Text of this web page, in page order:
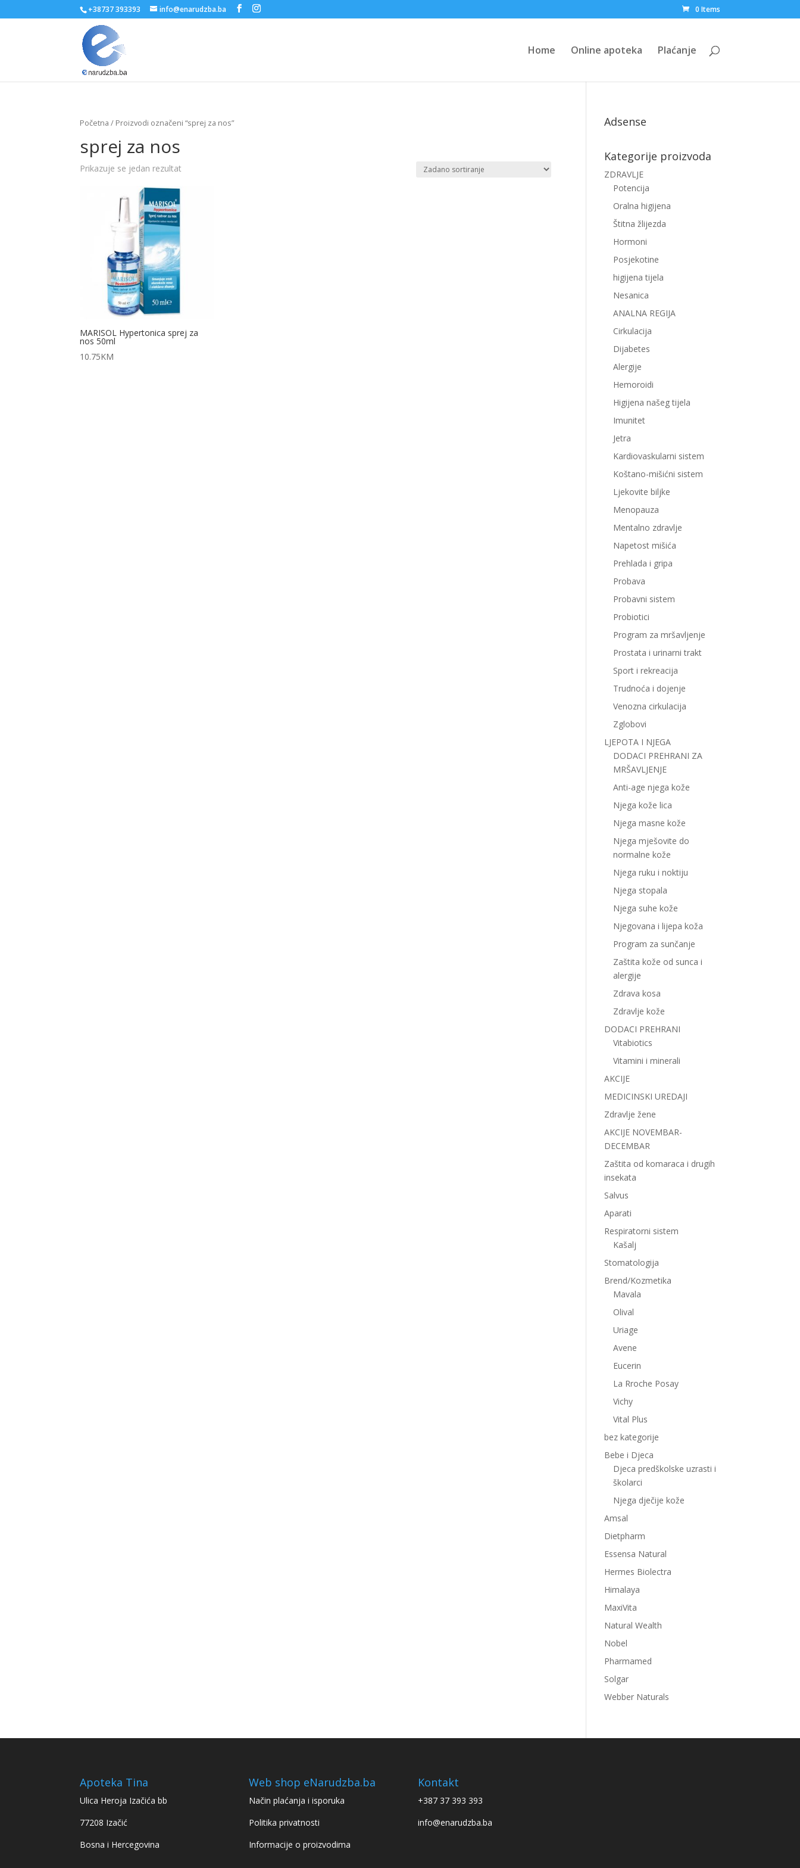
+38737 393393 info@enarudzba.ba 0 Items
Home Online apoteka Plaćanje
Početna / Proizvodi označeni “sprej za nos”
sprej za nos
Prikazuje se jedan rezultat
MARISOL Hypertonica sprej za
nos 50ml
10.75KM
Adsense
Kategorije proizvoda
ZDRAVLJE
Potencija
Oralna higijena
Štitna žlijezda
Hormoni
Posjekotine
higijena tijela
Nesanica
ANALNA REGIJA
Cirkulacija
Dijabetes
Alergije
Hemoroidi
Higijena našeg tijela
Imunitet
Jetra
Kardiovaskularni sistem
Koštano-mišićni sistem
Ljekovite biljke
Menopauza
Mentalno zdravlje
Napetost mišića
Prehlada i gripa
Probava
Probavni sistem
Probiotici
Program za mršavljenje
Prostata i urinarni trakt
Sport i rekreacija
Trudnoća i dojenje
Venozna cirkulacija
Zglobovi
LJEPOTA I NJEGA
DODACI PREHRANI ZA
MRŠAVLJENJE
Anti-age njega kože
Njega kože lica
Njega masne kože
Njega mješovite do
normalne kože
Njega ruku i noktiju
Njega stopala
Njega suhe kože
Njegovana i lijepa koža
Program za sunčanje
Zaštita kože od sunca i
alergije
Zdrava kosa
Zdravlje kože
DODACI PREHRANI
Vitabiotics
Vitamini i minerali
AKCIJE
MEDICINSKI UREDAJI
Zdravlje žene
AKCIJE NOVEMBAR-
DECEMBAR
Zaštita od komaraca i drugih
insekata
Salvus
Aparati
Respiratorni sistem
Kašalj
Stomatologija
Brend/Kozmetika
Mavala
Olival
Uriage
Avene
Eucerin
La Rroche Posay
Vichy
Vital Plus
bez kategorije
Bebe i Djeca
Djeca predškolske uzrasti i
školarci
Njega dječije kože
Amsal
Dietpharm
Essensa Natural
Hermes Biolectra
Himalaya
MaxiVita
Natural Wealth
Nobel
Pharmamed
Solgar
Webber Naturals
Apoteka Tina
Ulica Heroja Izačića bb
77208 Izačić
Bosna i Hercegovina
Web shop eNarudzba.ba
Način plaćanja i isporuka
Politika privatnosti
Informacije o proizvodima
Kontakt
+387 37 393 393
info@enarudzba.ba